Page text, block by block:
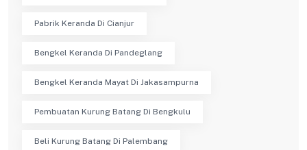
Pabrik Keranda Di Cianjur
Bengkel Keranda Di Pandeglang
Bengkel Keranda Mayat Di Jakasampurna
Pembuatan Kurung Batang Di Bengkulu
Beli Kurung Batang Di Palembang